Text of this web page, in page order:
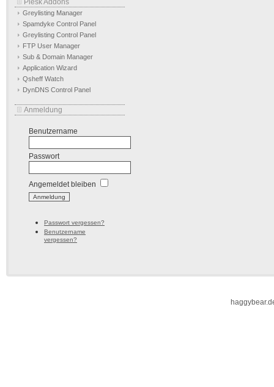
Plesk Addons
Greylisting Manager
Spamdyke Control Panel
Greylisting Control Panel
FTP User Manager
Sub & Domain Manager
Application Wizard
Qsheff Watch
DynDNS Control Panel
Anmeldung
Benutzername
Passwort
Angemeldet bleiben
Passwort vergessen?
Benutzername
vergessen?